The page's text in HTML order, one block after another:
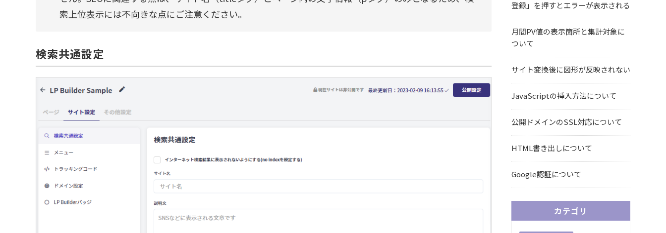
索上位表示には不向きな点にご注意ください。
検索共通設定
登録」を押すとエラーが表示される
月間PV値の表示箇所と集計対象に
ついて
サイト変換後に図形が反映されない
JavaScriptの挿入方法について
公開ドメインのSSL対応について
HTML書き出しについて
Google認証について
カテゴリ